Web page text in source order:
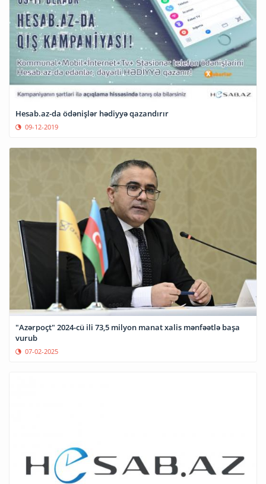
Hesab.az-da ödənişlər hədiyyə qazandırır
09-12-2019
"Azərpoçt" 2024-cü ili 73,5 milyon manat xalis mənfəətlə başa
vurub
07-02-2025